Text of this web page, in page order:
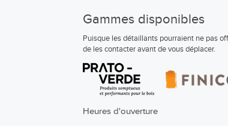
Gammes disponibles
Puisque les détaillants pourraient ne pas
de les contacter avant de vous déplacer.
Heures d'ouverture